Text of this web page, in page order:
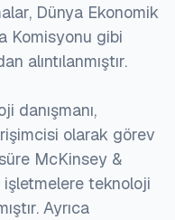
Dünya Ekonomik
Komisyonu gibi
alıntılanmıştır.
danışmanı,
olarak görev
McKinsey &
teknoloji
Ayrıca